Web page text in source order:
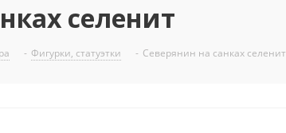
селенит
- Фигурки, статуэтки - Северянин на санках селенит